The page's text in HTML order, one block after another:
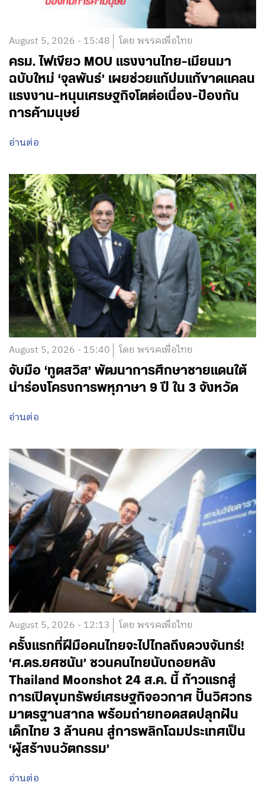
August 5, 2026 - 15:48 โดย พรรคเพื่อไทย
ครม. ไฟเขียว MOU แรงงานไทย-เมียนมา
ฉบับใหม่ ‘จุลพันธ์’ เผยช่วยแก้ปมแก้ขาดแคลน
แรงงาน-หนุนเศรษฐกิจโตต่อเนื่อง-ป้องกัน
การค้ามนุษย์
อ่านต่อ
August 5, 2026 - 15:40 โดย พรรคเพื่อไทย
จับมือ ‘ทูตสวิส’ พัฒนาการศึกษาชายแดนใต้
นำร่องโครงการพหุภาษา 9 ปี ใน 3 จังหวัด
อ่านต่อ
August 5, 2026 - 12:13 โดย พรรคเพื่อไทย
ครั้งแรกที่ฝีมือคนไทยจะไปไกลถึงดวงจันทร์!
‘ศ.ดร.ยศชนัน’ ชวนคนไทยนับถอยหลัง
Thailand Moonshot 24 ส.ค. นี้ ก้าวแรกสู่
การเปิดขุมทรัพย์เศรษฐกิจอวกาศ ปั้นวิศวกร
มาตรฐานสากล พร้อมถ่ายทอดสดปลุกฝัน
เด็กไทย 3 ล้านคน สู่การพลิกโฉมประเทศเป็น
‘ผู้สร้างนวัตกรรม’
อ่านต่อ